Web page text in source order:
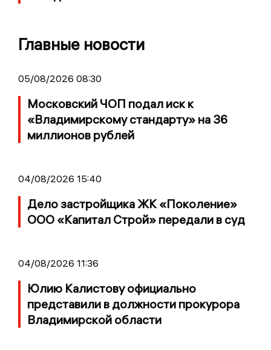
Главные новости
05/08/2026 08:30
Московский ЧОП подал иск к
«Владимирскому стандарту» на 36
миллионов рублей
04/08/2026 15:40
Дело застройщика ЖК «Поколение»
ООО «Капитал Строй» передали в суд
04/08/2026 11:36
Юлию Калистову официально
представили в должности прокурора
Владимирской области